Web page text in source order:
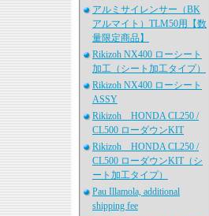
アルミサイレンサー（BK
アルマイト）TLM50用【数
量限定商品】
Rikizoh NX400 ローシート
加工（シート加工タイプ）
Rikizoh NX400 ローシート
ASSY
Rikizoh HONDA CL250 /
CL500 ローダウンKIT
Rikizoh HONDA CL250 /
CL500 ローダウンKIT（シ
ート加工タイプ）
Pau Illamola, additional
shipping fee